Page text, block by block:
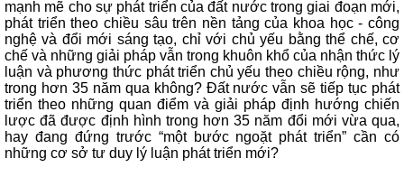
mạnh mẽ cho sự phát triển của đất nước trong giai đoạn mới,
phát triển theo chiều sâu trên nền tảng của khoa học - công
nghệ và đổi mới sáng tạo, chỉ với chủ yếu bằng thể chế, cơ
chế và những giải pháp vẫn trong khuôn khổ của nhận thức lý
luận và phương thức phát triển chủ yếu theo chiều rộng, như
trong hơn 35 năm qua không? Đất nước vẫn sẽ tiếp tục phát
triển theo những quan điểm và giải pháp định hướng chiến
lược đã được định hình trong hơn 35 năm đổi mới vừa qua,
hay đang đứng trước “một bước ngoặt phát triển” cần có
những cơ sở tư duy lý luận phát triển mới?